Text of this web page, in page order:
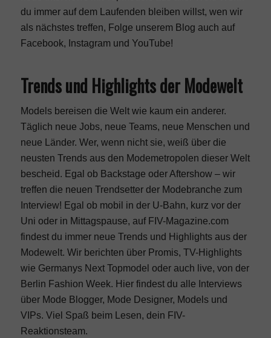
du immer auf dem Laufenden bleiben willst, wen wir
als nächstes treffen, Folge unserem Blog auch auf
Facebook, Instagram und YouTube!
Trends und Highlights der Modewelt
Models bereisen die Welt wie kaum ein anderer.
Täglich neue Jobs, neue Teams, neue Menschen und
neue Länder. Wer, wenn nicht sie, weiß über die
neusten Trends aus den Modemetropolen dieser Welt
bescheid. Egal ob Backstage oder Aftershow – wir
treffen die neuen Trendsetter der Modebranche zum
Interview! Egal ob mobil in der U-Bahn, kurz vor der
Uni oder in Mittagspause, auf FIV-Magazine.com
findest du immer neue Trends und Highlights aus der
Modewelt. Wir berichten über Promis, TV-Highlights
wie Germanys Next Topmodel oder auch live, von der
Berlin Fashion Week. Hier findest du alle Interviews
über Mode Blogger, Mode Designer, Modelsund
VIPs. Viel Spaß beim Lesen, dein FIV-
Reaktionsteam.